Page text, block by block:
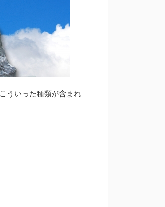
こういった種類が含まれ